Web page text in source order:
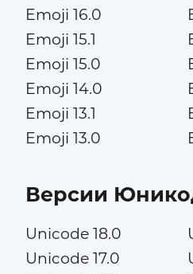
Emoji 16.0
Emoji 15.1
Emoji 15.0
Emoji 14.0
Emoji 13.1
Emoji 13.0
Версии
Unicode 18.0
Unicode 17.0